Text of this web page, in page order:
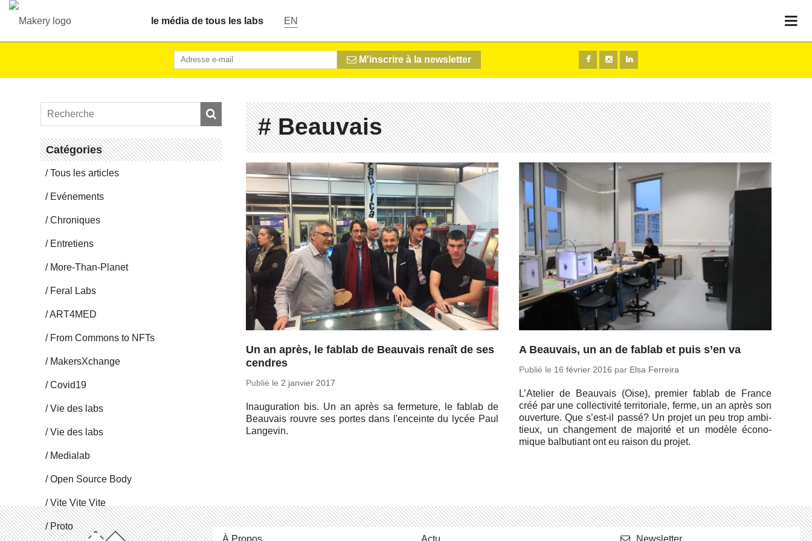
le média de tous les labs EN
M'inscrire à la newsletter
Ca­té­go­ries
Tous les articles
Evé­ne­ments
Chro­niques
En­tre­tiens
More-Than-Pla­net
Feral Labs
ART4MED
From Commons to NFTs
Ma­kersX­change
Covid19
Vie des labs
Vie des labs
Me­dia­lab
Open Source Body
Vite Vite Vite
Proto
# Beauvais
Un an après, le fablab de Beauvais renaît de ses
cendres
Publié le2 janvier 2017
Inau­gu­ra­tion bis. Un an après sa fer­me­ture, le fablab de
Beau­vais rouvre ses portes dans l'en­ceinte du lycée Paul
Lan­ge­vin.
A Beauvais, un an de fablab et puis s’en va
Publié le 16 février 2016 par Elsa Ferreira
L’Ate­lier de Beau­vais (Oise), premier fablab de France
créé par une col­lec­ti­vité ter­ri­to­riale, ferme, un an après son
ou­ver­ture. Que s’est-il passé? Un projet un peu trop am­bi­
tieux, un chan­ge­ment de ma­jo­rité et un modèle éco­no­
mique bal­bu­tiant ont eu raison du projet.